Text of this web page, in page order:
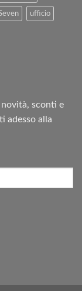
ufficio
sconti e
adesso alla